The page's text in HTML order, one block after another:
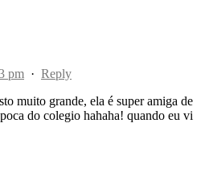
pm · Reply
muito grande, ela é super amiga de
do colegio hahaha! quando eu vi